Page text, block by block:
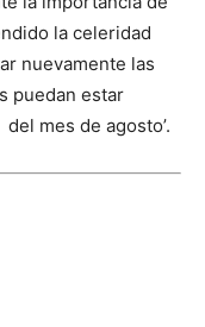
la celeridad
nuevamente las
puedan estar
mes de agosto’.